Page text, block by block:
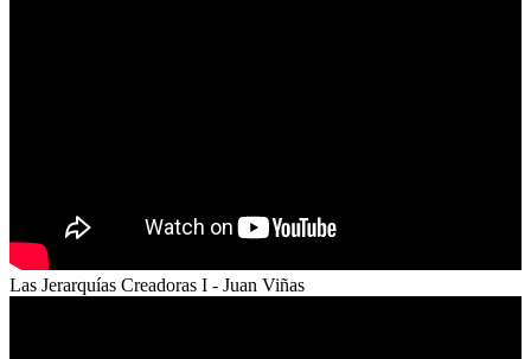
Las Jerarquías Creadoras I - Juan Viñas